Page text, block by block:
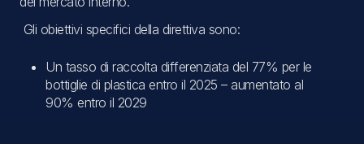
Gli obiettivi specifici della direttiva sono:
Un tasso di raccolta differenziata del 77% per le
bottiglie di plastica entro il 2025 – aumentato al
90% entro il 2029